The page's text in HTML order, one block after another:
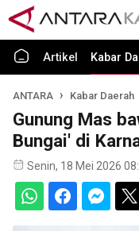
Artikel Kabar
ANTARA Kabar Daerah
Gunung Mas
Bungai' di
Senin, 18 Mei 2026